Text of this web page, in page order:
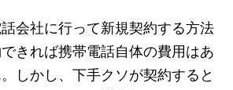
会社に行って新規契約する方法
きれば携帯電話自体の費用はあ
しかし、下手クソが契約すると